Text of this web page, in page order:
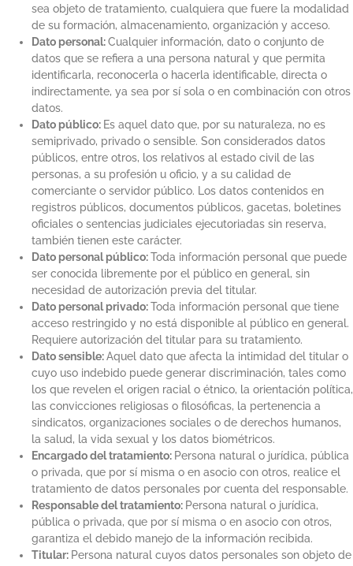
sea objeto de tratamiento, cualquiera que fuere la modalidad
de su formación, almacenamiento, organización y acceso.
Dato personal:Cualquier información, dato o conjunto de
datos que se refiera a una persona natural y que permita
identificarla, reconocerla o hacerla identificable, directa o
indirectamente, ya sea por sí sola o en combinación con otros
datos.
Dato público: Es aquel dato que, por su naturaleza, no es
semiprivado, privado o sensible. Son considerados datos
públicos, entre otros, los relativos al estado civil de las
personas, a su profesión u oficio, y a su calidad de
comerciante o servidor público. Los datos contenidos en
registros públicos, documentos públicos, gacetas, boletines
oficiales o sentencias judiciales ejecutoriadas sin reserva,
también tienen este carácter.
Dato personal público:Toda información personal que puede
ser conocida libremente por el público en general, sin
necesidad de autorización previa del titular.
Dato personal privado:Toda información personal que tiene
acceso restringido y no está disponible al público en general.
Requiere autorización del titular para su tratamiento.
Dato sensible:Aquel dato que afecta la intimidad del titular o
cuyo uso indebido puede generar discriminación, tales como
los que revelen el origen racial o étnico, la orientación política,
las convicciones religiosas o filosóficas, la pertenencia a
sindicatos, organizaciones sociales o de derechos humanos,
la salud, la vida sexual y los datos biométricos.
Encargado del tratamiento: Persona natural o jurídica, pública
o privada, que por sí misma o en asocio con otros, realice el
tratamiento de datos personales por cuenta del responsable.
Responsable del tratamiento: Persona natural o jurídica,
pública o privada, que por sí misma o en asocio con otros,
garantiza el debido manejo de la información recibida.
Titular: Persona natural cuyos datos personales son objeto de